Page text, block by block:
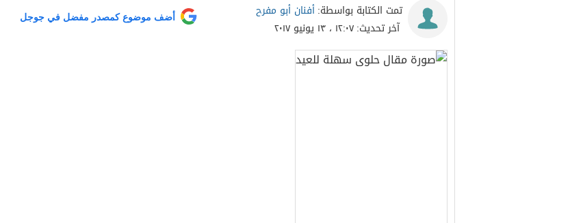
تمت الكتابة بواسطة:أفنان أبو مفرح
آخر تحديث:١٢:٠٧ ، ١٣ يونيو ٢٠١٧
أضف موضوع كمصدر مفضل في جوجل